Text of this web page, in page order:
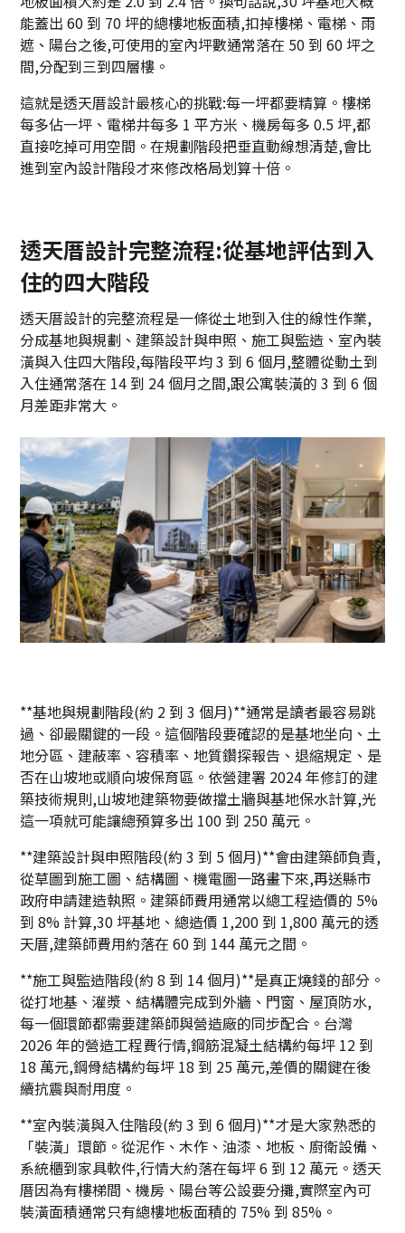
能蓋出 60 到 70 坪的總樓地板面積,扣掉樓梯、電梯、雨
遮、陽台之後,可使用的室內坪數通常落在 50 到 60 坪之
間,分配到三到四層樓。
這就是透天厝設計最核心的挑戰:每一坪都要精算。樓梯
每多佔一坪、電梯井每多 1 平方米、機房每多 0.5 坪,都
直接吃掉可用空間。在規劃階段把垂直動線想清楚,會比
進到室內設計階段才來修改格局划算十倍。
透天厝設計完整流程:從基地評估到入
住的四大階段
透天厝設計的完整流程是一條從土地到入住的線性作業,
分成基地與規劃、建築設計與申照、施工與監造、室內裝
潢與入住四大階段,每階段平均 3 到 6 個月,整體從動土到
入住通常落在 14 到 24 個月之間,跟公寓裝潢的 3 到 6 個
月差距非常大。
**基地與規劃階段(約 2 到 3 個月)**通常是讀者最容易跳
過、卻最關鍵的一段。這個階段要確認的是基地坐向、土
地分區、建蔽率、容積率、地質鑽探報告、退縮規定、是
否在山坡地或順向坡保育區。依營建署 2024 年修訂的建
築技術規則,山坡地建築物要做擋土牆與基地保水計算,光
這一項就可能讓總預算多出 100 到 250 萬元。
**建築設計與申照階段(約 3 到 5 個月)**會由建築師負責,
從草圖到施工圖、結構圖、機電圖一路畫下來,再送縣市
政府申請建造執照。建築師費用通常以總工程造價的 5%
到 8% 計算,30 坪基地、總造價 1,200 到 1,800 萬元的透
天厝,建築師費用約落在 60 到 144 萬元之間。
**施工與監造階段(約 8 到 14 個月)**是真正燒錢的部分。
從打地基、灌漿、結構體完成到外牆、門窗、屋頂防水,
每一個環節都需要建築師與營造廠的同步配合。台灣
2026 年的營造工程費行情,鋼筋混凝土結構約每坪 12 到
18 萬元,鋼骨結構約每坪 18 到 25 萬元,差價的關鍵在後
續抗震與耐用度。
**室內裝潢與入住階段(約 3 到 6 個月)**才是大家熟悉的
「裝潢」環節。從泥作、木作、油漆、地板、廚衛設備、
系統櫃到家具軟件,行情大約落在每坪 6 到 12 萬元。透天
厝因為有樓梯間、機房、陽台等公設要分攤,實際室內可
裝潢面積通常只有總樓地板面積的 75% 到 85%。